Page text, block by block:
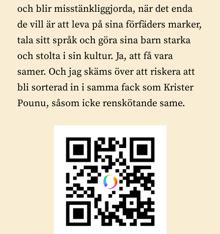
och blir misstänkliggjorda, när det enda
de vill är att leva på sina förfäders marker,
tala sitt språk och göra sina barn starka
och stolta i sin kultur. Ja, att få vara
samer. Och jag skäms över att riskera att
bli sorterad in i samma fack som Krister
Pounu, såsom icke renskötande same.